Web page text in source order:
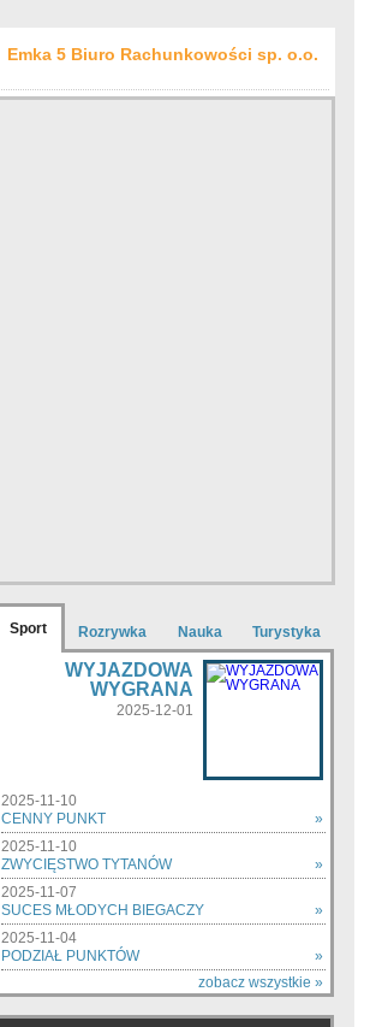
Emka 5 Biuro Rachunkowości sp. o.o.
Sport Rozrywka Nauka Turystyka
WYJAZDOWA
WYGRANA
2025-12-01
2025-11-10
CENNY PUNKT
»
2025-11-10
ZWYCIĘSTWO TYTANÓW
»
2025-11-07
SUCES MŁODYCH BIEGACZY
»
2025-11-04
PODZIAŁ PUNKTÓW
»
zobacz wszystkie »